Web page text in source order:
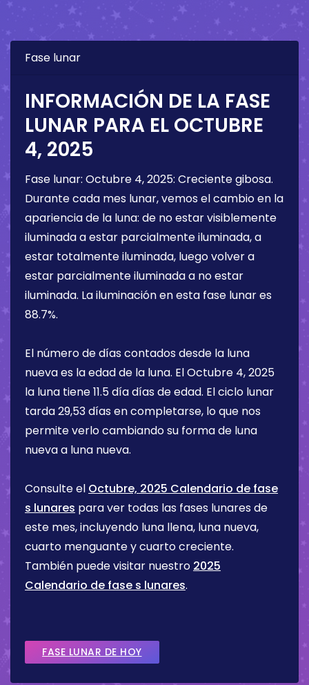
Fase lunar
INFORMACIÓN DE LA FASE
LUNAR PARA EL OCTUBRE
4, 2025
Fase lunar: Octubre 4, 2025: Creciente gibosa.
Durante cada mes lunar, vemos el cambio en la
apariencia de la luna: de no estar visiblemente
iluminada a estar parcialmente iluminada, a
estar totalmente iluminada, luego volver a
estar parcialmente iluminada a no estar
iluminada. La iluminación en esta fase lunar es
88.7%.
El número de días contados desde la luna
nueva es la edad de la luna. ElOctubre 4, 2025
la luna tiene11.5 díadías de edad. El ciclo lunar
tarda 29,53 días en completarse, lo que nos
permite verlo cambiando su forma de luna
nueva a luna nueva.
Consulte el Octubre, 2025 Calendario de fase
s lunares para ver todas las fases lunares de
este mes, incluyendo luna llena, luna nueva,
cuarto menguante y cuarto creciente.
También puede visitar nuestro 2025
Calendario de fase s lunares.
FASE LUNAR DE HOY